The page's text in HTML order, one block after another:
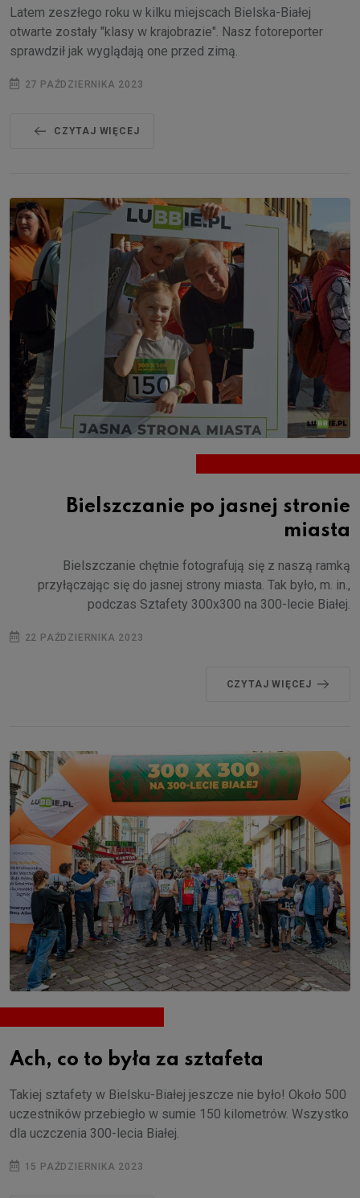
Latem zeszłego roku w kilku miejscach Bielska-Białej
otwarte zostały "klasy w krajobrazie". Nasz fotoreporter
sprawdził jak wyglądają one przed zimą.
27 PAŹDZIERNIKA 2023
CZYTAJ WIĘCEJ
Bielszczanie po jasnej stronie
miasta
Bielszczanie chętnie fotografują się z naszą ramką
przyłączając się do jasnej strony miasta. Tak było, m. in.,
podczas Sztafety 300x300 na 300-lecie Białej.
22 PAŹDZIERNIKA 2023
CZYTAJ WIĘCEJ
Ach, co to była za sztafeta
Takiej sztafety w Bielsku-Białej jeszcze nie było! Około 500
uczestników przebiegło w sumie 150 kilometrów. Wszystko
dla uczczenia 300-lecia Białej.
15 PAŹDZIERNIKA 2023